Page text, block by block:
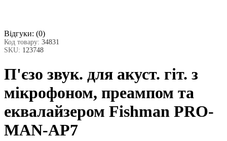
Відгуки: (0)
Код товару: 34831
SKU: 123748
П'єзо звук. для акуст. гіт. з
мікрофоном, преампом та
еквалайзером Fishman PRO-
MAN-AP7